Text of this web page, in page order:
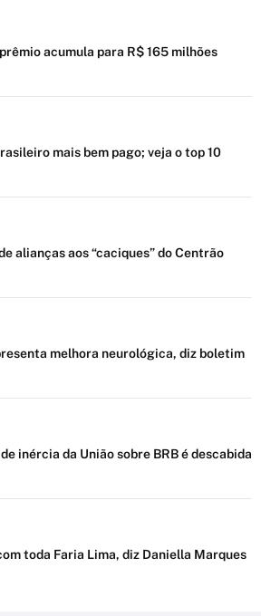
acumula para R$ 165 milhões
mais bem pago; veja o top 10
alianças aos “caciques” do Centrão
melhora neurológica, diz boletim
inércia da União sobre BRB é descabida
toda Faria Lima, diz Daniella Marques